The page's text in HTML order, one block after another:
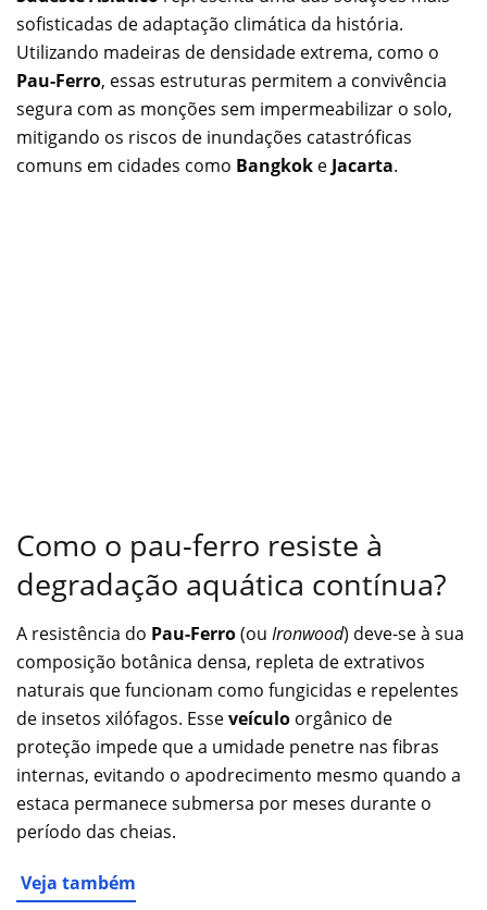
sofisticadas de adaptação climática da história.
Utilizando madeiras de densidade extrema, como o
Pau-Ferro, essas estruturas permitem a convivência
segura com as monções sem impermeabilizar o solo,
mitigando os riscos de inundações catastróficas
comuns em cidades como Bangkok e Jacarta.
Como o pau-ferro resiste à
degradação aquática contínua?
A resistência do Pau-Ferro(ou Ironwood) deve-se à sua
composição botânica densa, repleta de extrativos
naturais que funcionam como fungicidas e repelentes
de insetos xilófagos. Esseveículo orgânico de
proteção impede que a umidade penetre nas fibras
internas, evitando o apodrecimento mesmo quando a
estaca permanece submersa por meses durante o
período das cheias.
Veja também